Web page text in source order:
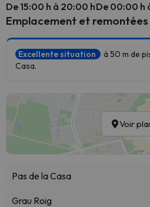
De 15:00 h à 20:00 hDe 00:00 h
Emplacement et
Excellente situation
à 50 m de
Casa.
Voir
Pas de la Casa
Grau Roig